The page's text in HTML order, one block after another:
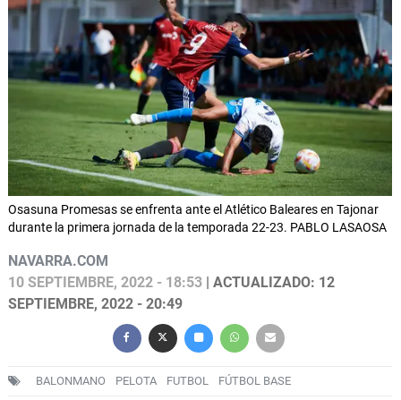
Osasuna Promesas se enfrenta ante el Atlético Baleares en Tajonar
durante la primera jornada de la temporada 22-23. PABLO LASAOSA
NAVARRA.COM
10 SEPTIEMBRE, 2022 - 18:53 | ACTUALIZADO: 12
SEPTIEMBRE, 2022 - 20:49
BALONMANO PELOTA FUTBOL FÚTBOL BASE